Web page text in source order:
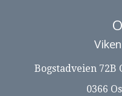
Bogstadveien 72B
0366